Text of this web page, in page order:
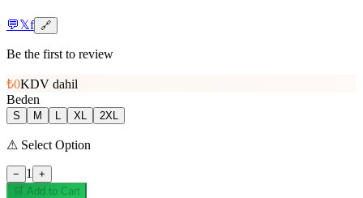
💬𝕏f 🔗
Be the first to review
₺0KDV dahil
Beden
S M XL 2XL
⚠ Select Option
− 1
+
🛒 Add to Cart